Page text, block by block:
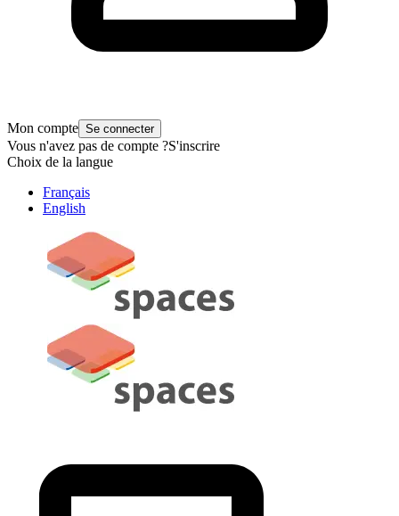
Mon compte Se connecter
Vous n'avez pas de compte ?S'inscrire
Choix de la langue
Français
English